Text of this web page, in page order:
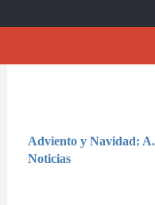
Adviento y Navidad:
Noticias